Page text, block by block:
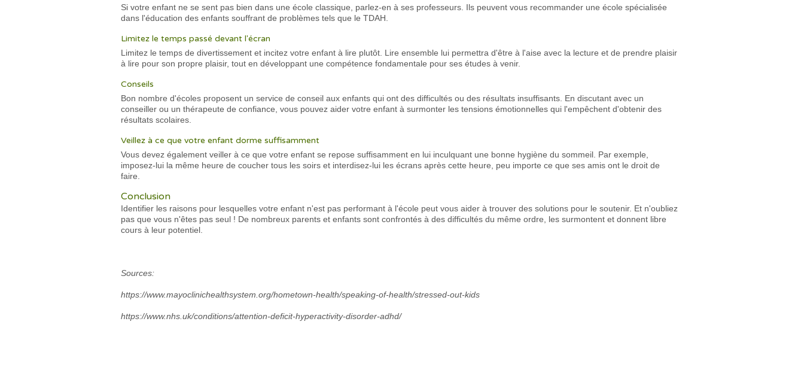
Si votre enfant ne se sent pas bien dans une école classique, parlez-en à ses professeurs. Ils peuvent vous recommander une école spécialisée
dans l'éducation des enfants souffrant de problèmes tels que le TDAH.
Limitez le temps passé devant l'écran
Limitez le temps de divertissement et incitez votre enfant à lire plutôt. Lire ensemble lui permettra d'être à l'aise avec la lecture et de prendre plaisir
à lire pour son propre plaisir, tout en développant une compétence fondamentale pour ses études à venir.
Conseils
Bon nombre d'écoles proposent un service de conseil aux enfants qui ont des difficultés ou des résultats insuffisants. En discutant avec un
conseiller ou un thérapeute de confiance, vous pouvez aider votre enfant à surmonter les tensions émotionnelles qui l'empêchent d'obtenir des
résultats scolaires.
Veillez à ce que votre enfant dorme suffisamment
Vous devez également veiller à ce que votre enfant se repose suffisamment en lui inculquant une bonne hygiène du sommeil. Par exemple,
imposez-lui la même heure de coucher tous les soirs et interdisez-lui les écrans après cette heure, peu importe ce que ses amis ont le droit de
faire.
Conclusion
Identifier les raisons pour lesquelles votre enfant n'est pas performant à l'école peut vous aider à trouver des solutions pour le soutenir. Et n'oubliez
pas que vous n'êtes pas seul ! De nombreux parents et enfants sont confrontés à des difficultés du même ordre, les surmontent et donnent libre
cours à leur potentiel.
Sources:
https://www.mayoclinichealthsystem.org/hometown-health/speaking-of-health/stressed-out-kids
https://www.nhs.uk/conditions/attention-deficit-hyperactivity-disorder-adhd/